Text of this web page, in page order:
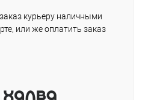
курьеру наличными
или же оплатить заказ